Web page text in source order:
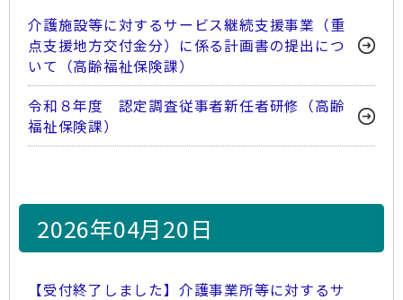
介護施設等に対するサービス継続支援事業（重
点支援地方交付金分）に係る計画書の提出につ
いて（高齢福祉保険課）
令和８年度 認定調査従事者新任者研修（高齢
福祉保険課）
2026年04月20日
【受付終了しました】介護事業所等に対するサ